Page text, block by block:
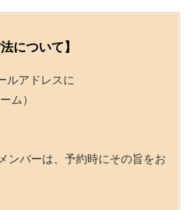
について】
ルアドレスに
ム）
ンバーは、予約時にその旨をお